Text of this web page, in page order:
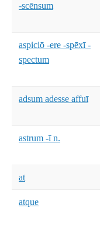
-scēnsum
aspiciō -ere -spēxī -
spectum
adsum adesse affuī
astrum -ī n.
at
atque